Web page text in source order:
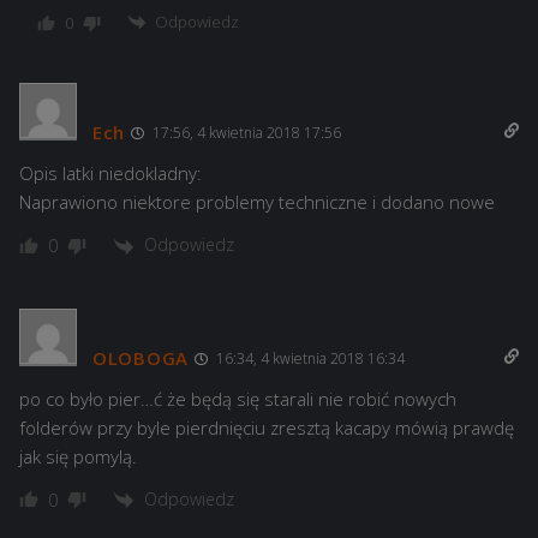
0 Odpowiedz
Ech 17:56, 4 kwietnia 2018 17:56
Opis latki niedokladny:
Naprawiono niektore problemy techniczne i dodano nowe
0 Odpowiedz
OLOBOGA 16:34, 4 kwietnia 2018 16:34
po co było pier…ć że będą się starali nie robić nowych
folderów przy byle pierdnięciu zresztą kacapy mówią prawdę
jak się pomylą.
0 Odpowiedz